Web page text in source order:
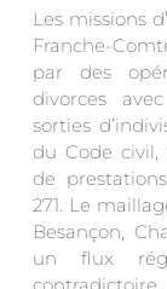
Les missions
Franche-
par des
divorces
sorties
du Code civil,
de
271. Le
Besançon,
un flux